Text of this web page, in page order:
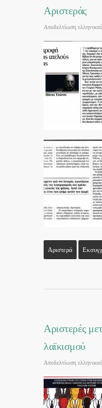
Αριστεράς
Αποδελτίωση
Αριστερά
Αριστερές
λαϊκισμού
Αποδελτίωση